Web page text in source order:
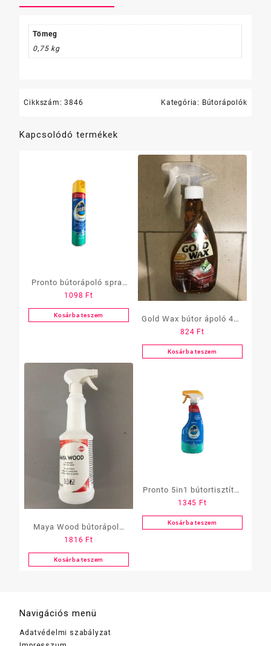
íróasztal
mennyiség
Tömeg
0,75 kg
Cikkszám:3846 Kategória: Bútorápolók
Kapcsolódó termékek
Pronto bútorápoló spray
250ml „Multi Surface”
kék
1098 Ft
Kosárba teszem
Gold Wax bútor ápoló 400
ml
824 Ft
Kosárba teszem
Maya Wood bútorápoló
750 ml
1816 Ft
Kosárba teszem
Pronto 5in1 bútortisztító,
500ml, multi -surface,
szórófejes
1345 Ft
Kosárba teszem
Navigációs menü
Adatvédelmi szabályzat